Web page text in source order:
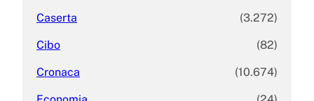
Caserta (3.272)
Cibo (82)
Cronaca (10.674)